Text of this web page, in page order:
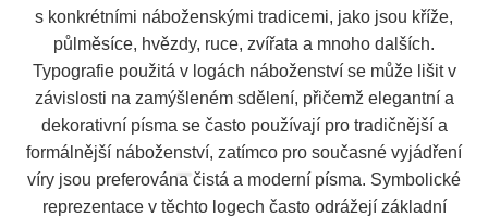
s konkrétními náboženskými tradicemi, jako jsou kříže,
půlměsíce, hvězdy, ruce, zvířata a mnoho dalších.
Typografie použitá v logách náboženství se může lišit v
závislosti na zamýšleném sdělení, přičemž elegantní a
dekorativní písma se často používají pro tradičnější a
formálnější náboženství, zatímco pro současné vyjádření
víry jsou preferována čistá a moderní písma. Symbolické
reprezentace v těchto logech často odrážejí základní